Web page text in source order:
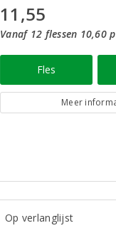
11,55
Vanaf 12 flessen 10,60
Fles
Meer
Op verlanglijst